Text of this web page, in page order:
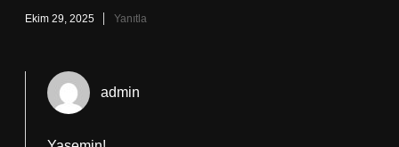
Ekim 29, 2025 Yanıtla
admin